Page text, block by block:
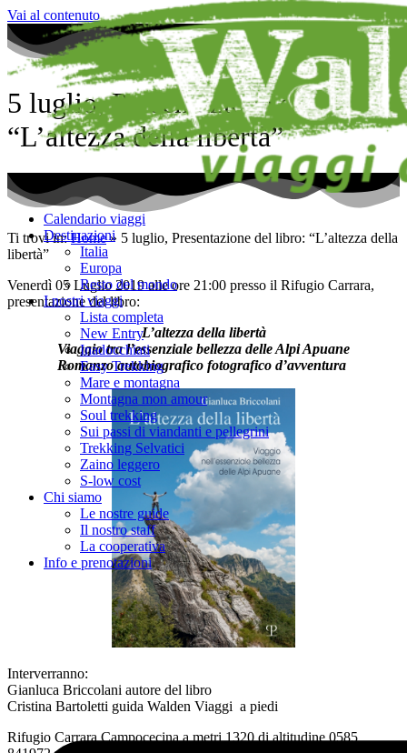
Vai al contenuto
Calendario viaggi
Destinazioni
Italia
Europa
Resto del mondo
I nostri viaggi
Lista completa
New Entry
Inadocchiati
Easy Trekking
Mare e montagna
Montagna mon amour
Soul trekking
Sui passi di viandanti e pellegrini
Trekking Selvatici
Zaino leggero
S-low cost
Chi siamo
Le nostre guide
Il nostro staff
La cooperativa
Info e prenotazioni
5 luglio, Presentazione del libro:
“L’altezza della libertà”
Ti trovi in:Home» 5 luglio, Presentazione del libro: “L’altezza della
libertà”
Venerdì 05 Luglio 2019 alle ore 21:00 presso il Rifugio Carrara,
presentazione del libro:
L’altezza della libertà
Viaggio tra l’essenziale bellezza delle Alpi Apuane
Romanzo autobiografico fotografico d’avventura
Interverranno:
Gianluca Briccolani autore del libro
Cristina Bartoletti guida Walden Viaggi a piedi
Rifugio Carrara Campocecina a metri 1320 di altitudine 0585